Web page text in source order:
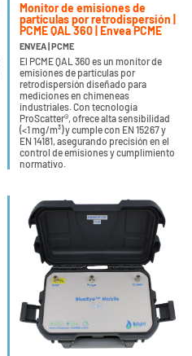
Monitor de emisiones de
partículas por retrodispersión |
PCME QAL 360 | Envea PCME
ENVEA | PCME
El PCME QAL 360 es un monitor de
emisiones de partículas por
retrodispersión diseñado para
mediciones en chimeneas
industriales. Con tecnología
ProScatter®, ofrece alta sensibilidad
(<1 mg/m³) y cumple con EN 15267 y
EN 14181, asegurando precisión en el
control de emisiones y cumplimiento
normativo.